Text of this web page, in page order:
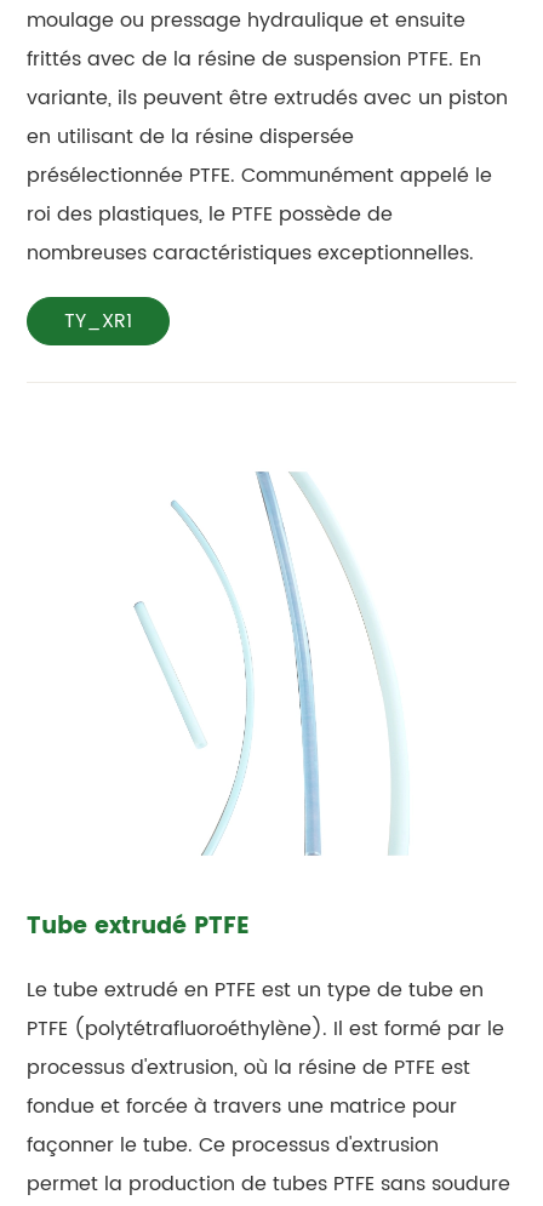
moulage ou pressage hydraulique et ensuite
frittés avec de la résine de suspension PTFE. En
variante, ils peuvent être extrudés avec un piston
en utilisant de la résine dispersée
présélectionnée PTFE. Communément appelé le
roi des plastiques, le PTFE possède de
nombreuses caractéristiques exceptionnelles.
TY_XR1
Tube extrudé PTFE
Le tube extrudé en PTFE est un type de tube en
PTFE (polytétrafluoroéthylène). Il est formé par le
processus d'extrusion, où la résine de PTFE est
fondue et forcée à travers une matrice pour
façonner le tube. Ce processus d'extrusion
permet la production de tubes PTFE sans soudure